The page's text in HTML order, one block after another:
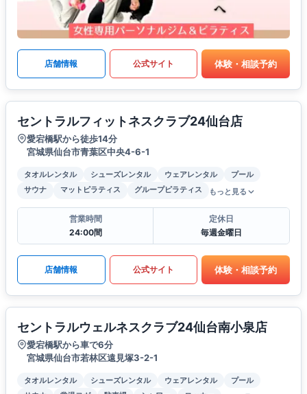
店舗情報 公式サイト 体験・相談予約
セントラルフィットネスクラブ24仙台店
愛宕橋駅から徒歩14分
宮城県仙台市青葉区中央4-6-1
タオルレンタル シューズレンタル ウェアレンタル
プール
サウナ
マットピラティス グループピラティス もっと見る
営業時間
24:00間
定休日
毎週金曜日
店舗情報 公式サイト 体験・相談予約
セントラルウェルネスクラブ24仙台南小泉店
愛宕橋駅から車で6分
宮城県仙台市若林区遠見塚3-2-1
タオルレンタル シューズレンタル ウェアレンタル
プール